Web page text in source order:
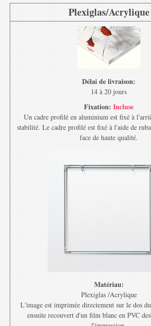
Plexiglas/Acrylique
Délai de livraison:
14 à 20 jours
Fixation: Incluse
Un cadre profilé en aluminium est fixé à
stabilité. Le cadre profilé est fixé à l'aide de
face de haute qualité.
Matériau:
Plexiglas /Acrylique
L'image est imprimée directement sur le dos
ensuite recouvert d'un film blanc en PVC